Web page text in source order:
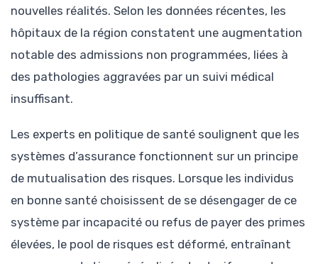
nouvelles réalités. Selon les données récentes, les
hôpitaux de la région constatent une augmentation
notable des admissions non programmées, liées à
des pathologies aggravées par un suivi médical
insuffisant.
Les experts en politique de santé soulignent que les
systèmes d’assurance fonctionnent sur un principe
de mutualisation des risques. Lorsque les individus
en bonne santé choisissent de se désengager de ce
système par incapacité ou refus de payer des primes
élevées, le pool de risques est déformé, entraînant